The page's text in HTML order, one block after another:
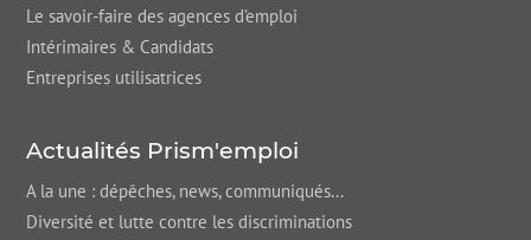
Le savoir-faire des agences d’emploi
Intérimaires & Candidats
Entreprises utilisatrices
Actualités Prism'emploi
A la une : dépêches, news, communiqués...
Diversité et lutte contre les discriminations